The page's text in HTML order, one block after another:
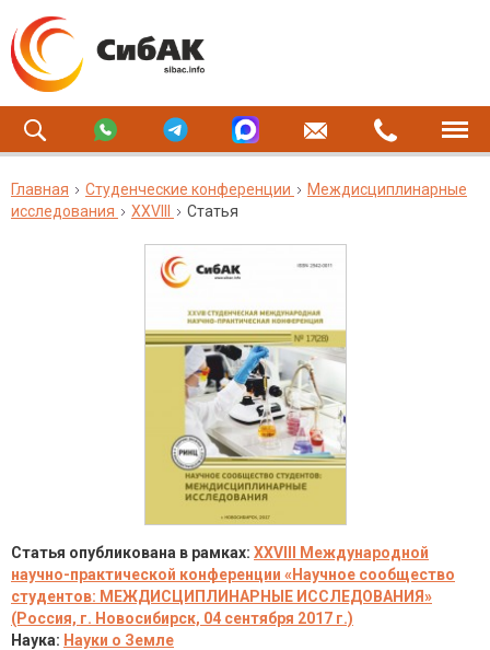
Главная Студенческие конференции
Междисциплинарные
исследования
XXVIII Статья
Статья опубликована в рамках: XXVIII Международной
научно-практической конференции «Научное сообщество
студентов: МЕЖДИСЦИПЛИНАРНЫЕ ИССЛЕДОВАНИЯ»
(Россия, г. Новосибирск, 04 сентября 2017 г.)
Наука: Науки о Земле